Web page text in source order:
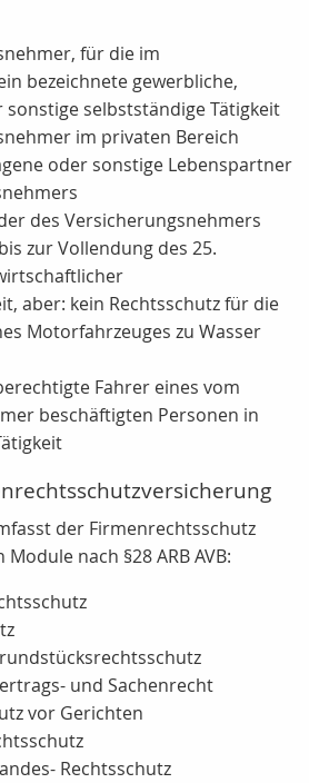
für die im
bezeichnete gewerbliche,
selbstständige Tätigkeit
im privaten Bereich
oder sonstige Lebenspartner
des Versicherungsnehmers
zur Vollendung des 25.
aber: kein Rechtsschutz für die
Motorfahrzeuges zu Wasser
Fahrer eines vom
beschäftigten Personen in
der Firmenrechtsschutz
nach §28 ARB AVB:
und Sachenrecht
vor Gerichten
Rechtsschutz